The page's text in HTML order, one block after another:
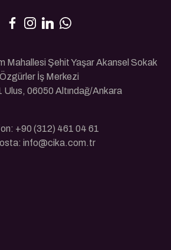
Mahallesi Şehit Yaşar Akansel Sokak
Özgürler İş Merkezi
06050 Altındağ/Ankara
+90 (312) 461 04 61
info@cika.com.tr